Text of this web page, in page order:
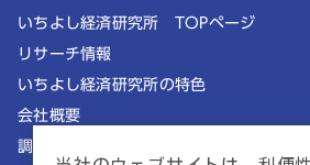
いちよし経済研究所 TOPページ
会社概要
調査理念
いちよし経済研究所の特色
リサーチ情報